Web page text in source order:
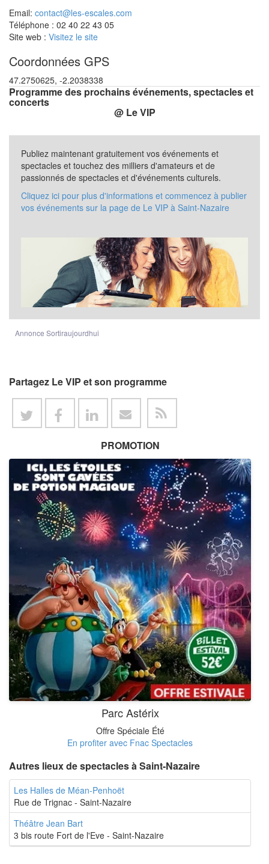
Email: contact@les-escales.com
Téléphone : 02 40 22 43 05
Site web : Visitez le site
Coordonnées GPS
47.2750625, -2.2038338
Programme des prochains événements, spectacles et
concerts
@ Le VIP
Publiez maintenant gratuitement vos événements et
spectacles et touchez des milliers d'amateurs et de
passionnés de spectacles et d'événements culturels.
Cliquez ici pour plus d'informations et commencez à publier
vos événements sur la page de Le VIP à Saint-Nazaire
Annonce Sortiraujourdhui
Partagez Le VIP et son programme
PROMOTION
Parc Astérix
Offre Spéciale Été
En profiter avec Fnac Spectacles
Autres lieux de spectacles à Saint-Nazaire
Les Halles de Méan-Penhoët
Rue de Trignac - Saint-Nazaire
Théâtre Jean Bart
3 bis route Fort de l'Eve - Saint-Nazaire